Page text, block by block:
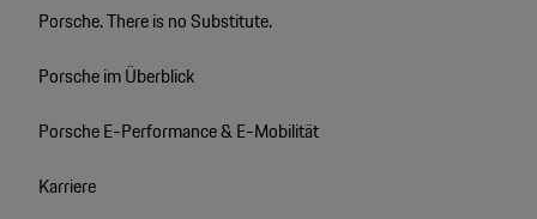
Porsche. There is no Substitute.
Porsche im Überblick
Porsche E-Performance & E-Mobilität
Karriere